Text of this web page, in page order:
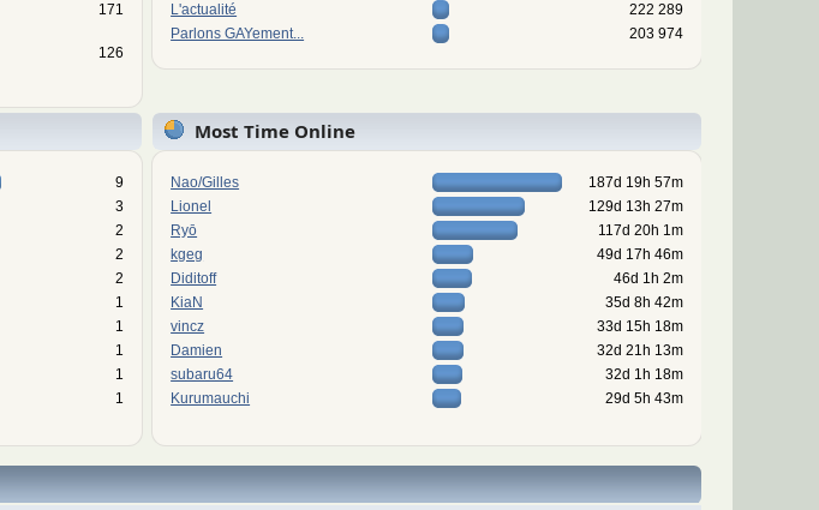
171
126
L'actualité
222 289
Parlons GAYement...
203 974
9
3
2
2
2
1
1
1
1
1
Most Time Online
Nao/Gilles
187d 19h 57m
Lionel
129d 13h 27m
Ryō
117d 20h 1m
kgeg
49d 17h 46m
Diditoff
46d 1h 2m
KiaN
35d 8h 42m
vincz
33d 15h 18m
Damien
32d 21h 13m
subaru64
32d 1h 18m
Kurumauchi
29d 5h 43m